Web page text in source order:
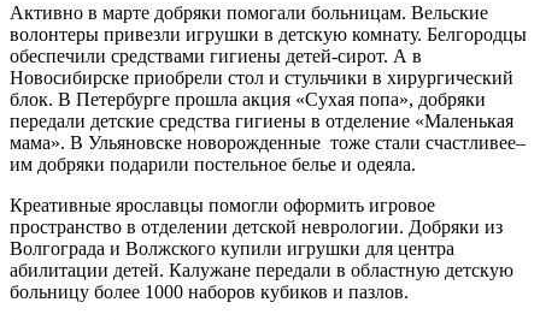
Активно в марте добряки помогали больницам. Вельские
волонтеры привезли игрушки в детскую комнату. Белгородцы
обеспечили средствами гигиены детей-сирот. А в
Новосибирске приобрели стол и стульчики в хирургический
блок. В Петербурге прошла акция «Сухая попа», добряки
передали детские средства гигиены в отделение «Маленькая
мама». В Ульяновске новорожденные тоже стали счастливее–
им добряки подарили постельное белье и одеяла.
Креативные ярославцы помогли оформить игровое
пространство в отделении детской неврологии. Добряки из
Волгограда и Волжского купили игрушки для центра
абилитации детей. Калужане передали в областную детскую
больницу более 1000 наборов кубиков и пазлов.